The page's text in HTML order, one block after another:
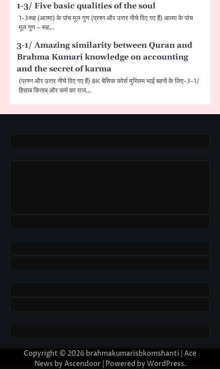
1-3/ Five basic qualities of the soul
1-3रूह (आत्मा) के पांच मूल गुण (प्रश्न और उत्तर नीचे दिए गए हैं) आत्मा के पांच
मूल गुण – रूह…
3-1/ Amazing similarity between Quran and
Brahma Kumari knowledge on accounting
and the secret of karma
(प्रश्न और उत्तर नीचे दिए गए हैं) BK बेसिक कोर्स मुस्लिम भाई बहनों के लिए-3-1/
हिसाब किताब और कर्म का राज…
Copyright © 2026 brahmakumarisbkomshanti | Ace
News by Ascendoor| Powered by WordPress.